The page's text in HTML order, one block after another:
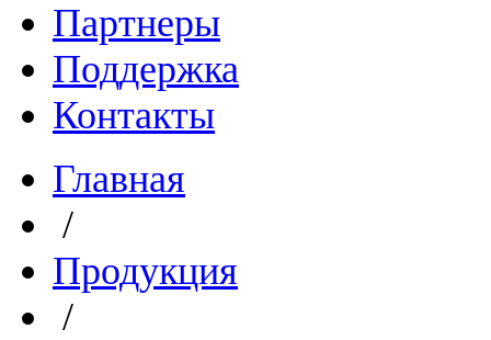
Партнеры
Поддержка
Контакты
Главная
/
Продукция
/